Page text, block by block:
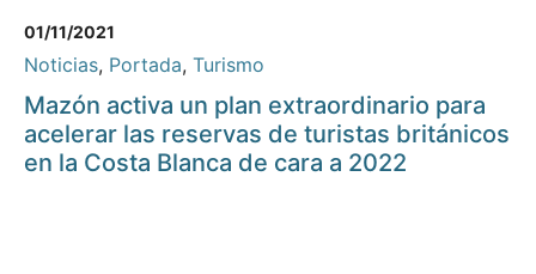
01/11/2021
Noticias, Portada, Turismo
Mazón activa un plan extraordinario para
acelerar las reservas de turistas británicos
en la Costa Blanca de cara a 2022